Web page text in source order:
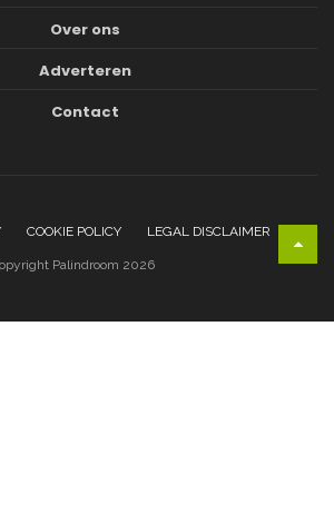
Over ons
Adverteren
Contact
COOKIE POLICY LEGAL DISCLAIMER
Palindroom 2026